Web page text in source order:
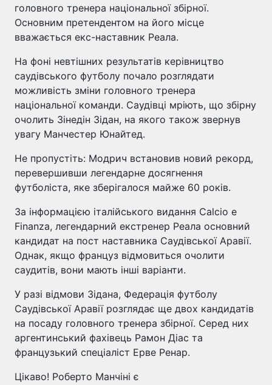
головного тренера національної збірної.
Основним претендентом на його місце
вважається екс-наставник Реала.
На фоні невтішних результатів керівництво
саудівського футболу почало розглядати
можливість зміни головного тренера
національної команди. Саудівці мріють, що збірну
очолить Зінедін Зідан, на якого також звернув
увагу Манчестер Юнайтед.
Не пропустіть: Модрич встановив новий рекорд,
перевершивши легендарне досягнення
футболіста, яке зберігалося майже 60 років.
За інформацією італійського видання Calcio e
Finanza, легендарний екстренер Реала основний
кандидат на пост наставника Саудівської Аравії.
Однак, якщо француз відмовиться очолити
саудитів, вони мають інші варіанти.
У разі відмови Зідана, Федерація футболу
Саудівської Аравії розглядає ще двох кандидатів
на посаду головного тренера збірної. Серед них
аргентинський фахівець Рамон Діас та
французький спеціаліст Ерве Ренар.
Цікаво! Роберто Манчіні є